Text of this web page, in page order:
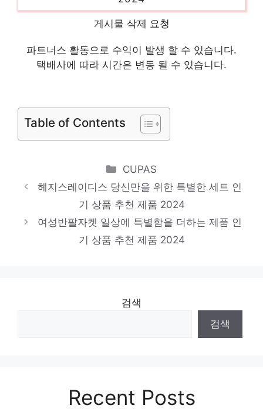
르니앤맥코이
일상에 반짝임을 추가하세요 인기 상품 추천
제품 2024
여름하객룩
제품 2024
지센
2024
보브
혜택 가득, 지금 바로 적용! 인기 상품 추천
제품 2024
게시물 삭제 요청
파트너스 활동으로 수익이 발생 할 수 있습니다.
택배사에 따라 시간은 변동 될 수 있습니다.
Table of Contents
Categories
CUPAS
헤지스레이디스 당신만을 위한 특별한 세트 인
기 상품 추천 제품 2024
여성반팔자켓 일상에 특별함을 더하는 제품 인
기 상품 추천 제품 2024
검색
검색
Recent Posts